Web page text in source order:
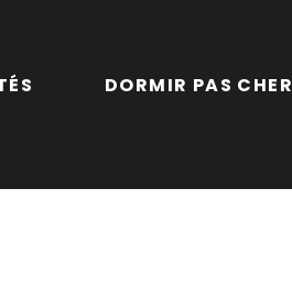
DORMIR PAS CHER